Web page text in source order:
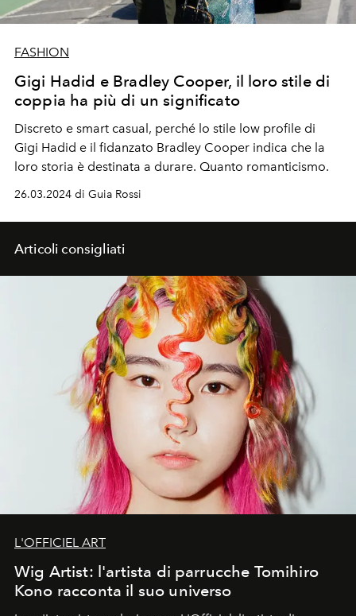
FASHION
Gigi Hadid e Bradley Cooper, il loro stile di
coppia ha più di un significato
Discreto e smart casual, perché lo stile low profile di
Gigi Hadid e il fidanzato Bradley Cooper indica che la
loro storia è destinata a durare. Quanto romanticismo.
26.03.2024 di Guia Rossi
Articoli consigliati
L'OFFICIEL ART
Wig Artist: l'artista di parrucche Tomihiro
Kono racconta il suo universo